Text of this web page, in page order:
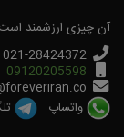
آن چیزی ارزشمند
021-28424372
09120205598
واتساپ